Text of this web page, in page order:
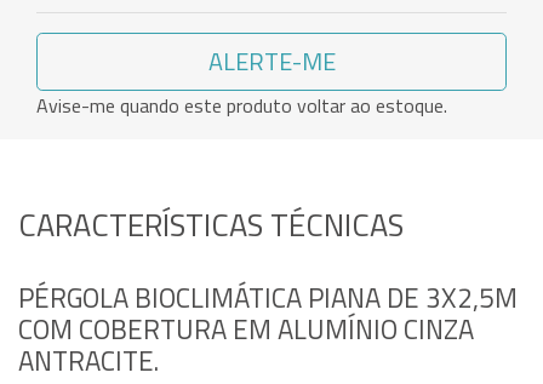
ALERTE-ME
Avise-me quando este produto voltar ao estoque.
CARACTERÍSTICAS TÉCNICAS
PÉRGOLA BIOCLIMÁTICA PIANA DE 3X2,5M
COM COBERTURA EM ALUMÍNIO CINZA
ANTRACITE.